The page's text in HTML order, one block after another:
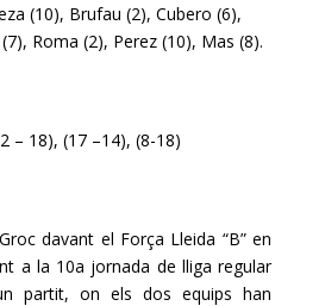
(10), Brufau (2), Cubero (6),
Roma (2), Perez (10), Mas (8).
– 18), (17 –14), (8-18)
davant el Força Lleida “B” en
a la 10a jornada de lliga regular
partit, on els dos equips han